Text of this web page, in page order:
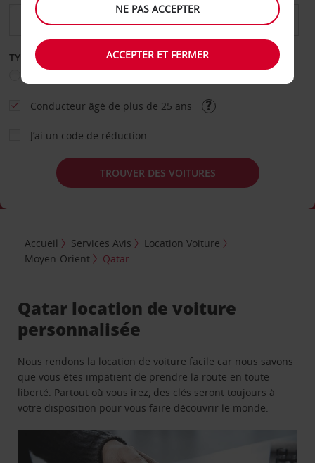
TYPE DE LOCATION
Conducteur âgé de plus de 25 ans
J’ai un code de réduction
TROUVER DES VOITURES
Accueil Services Avis
Location Voiture
Moyen-Orient
Qatar
Qatar location de voiture
personnalisée
Nous rendons la location de voiture facile car nous savons
que vous êtes impatient de prendre la route en toute
liberté. Partout où vous irez, des clés seront toujours à
votre disposition pour vous faire découvrir le monde.
NE PAS ACCEPTER
ACCEPTER ET FERMER